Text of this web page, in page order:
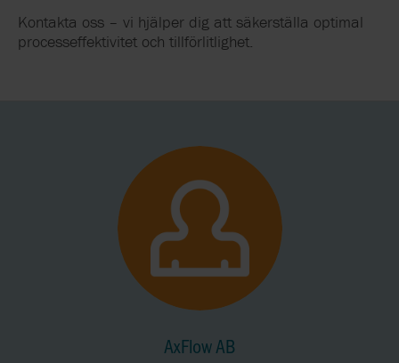
Kontakta oss – vi hjälper dig att säkerställa optimal
processeffektivitet och tillförlitlighet.
AxFlow AB